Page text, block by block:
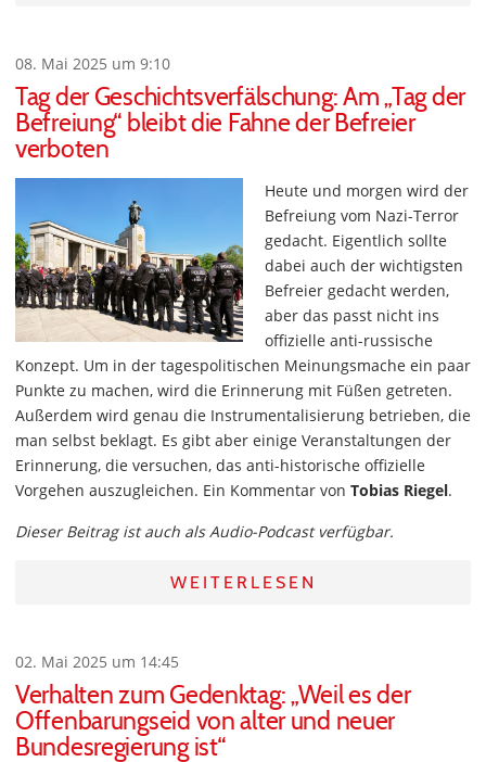
08. Mai 2025 um 9:10
Tag der Geschichtsverfälschung: Am „Tag der
Befreiung“ bleibt die Fahne der Befreier
verboten
Heute und morgen wird der
Befreiung vom Nazi-Terror
gedacht. Eigentlich sollte
dabei auch der wichtigsten
Befreier gedacht werden,
aber das passt nicht ins
offizielle anti-russische
Konzept. Um in der tagespolitischen Meinungsmache ein paar
Punkte zu machen, wird die Erinnerung mit Füßen getreten.
Außerdem wird genau die Instrumentalisierung betrieben, die
man selbst beklagt. Es gibt aber einige Veranstaltungen der
Erinnerung, die versuchen, das anti-historische offizielle
Vorgehen auszugleichen. Ein Kommentar von Tobias Riegel.
Dieser Beitrag ist auch als Audio-Podcast verfügbar.
WEITERLESEN
02. Mai 2025 um 14:45
Verhalten zum Gedenktag: „Weil es der
Offenbarungseid von alter und neuer
Bundesregierung ist“